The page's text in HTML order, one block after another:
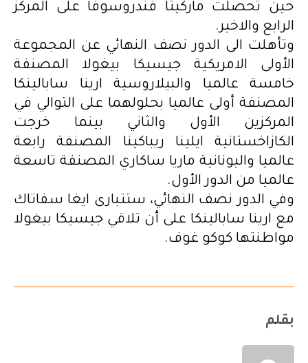
حين تحصلت ماركيتا فندروسوفا على المركز
الرابع والاخير.
وتأهلت الى الدور نصف النهائي عن المجموعة
الأولى الامريكية جيسيكا بيغولا المصنفة
خامسة عالميا والبيلاروسية ارينا سابالينكا
المصنفة أولى عالميا بحلولهما على التوالي في
المركزين الأول والثاني بينما خرجت
الكازاخستانية ايلينا ريباكينا المصنفة رابعة
عالميا واليونانية ماريا ساكاري المصنفة تاسعة
عالميا من الدور الأول.
وفي الدور نصف النهائي، ستتبارى ايغا سفاتاك
مع ارينا سابالينكا على أن تلاقي جيسيكا بيغولا
مواطنتها كوكو غوف.
بقلم